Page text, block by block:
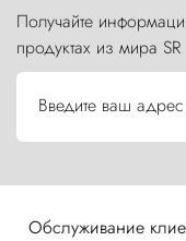
Получайте
продуктах из мира SR
Введите ваш
Обслуживание